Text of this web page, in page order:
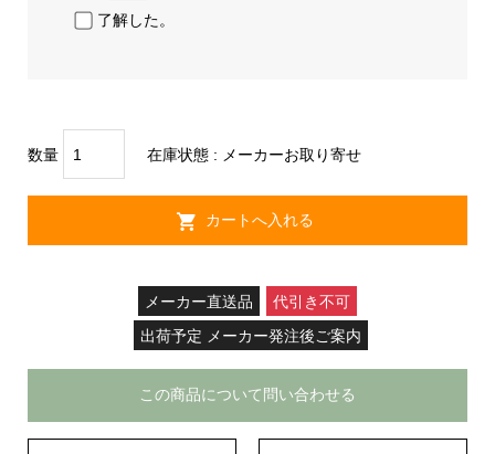
了解した。
数量 在庫状態 : メーカーお取り寄せ
メーカー直送品
代引き不可
出荷予定 メーカー発注後ご案内
この商品について問い合わせる